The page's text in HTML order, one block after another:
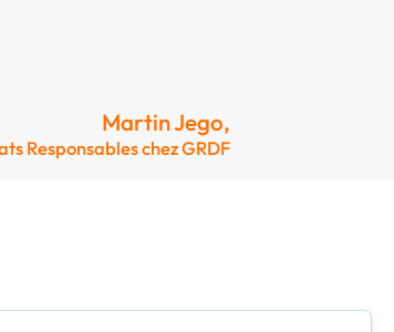
Martin Jego,
Responsables chez GRDF